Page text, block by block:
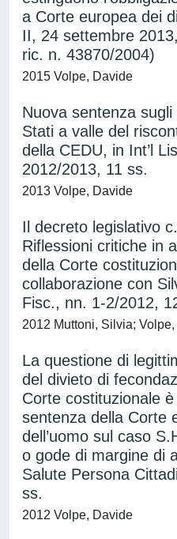
a Corte europea dei
II, 24 settembre
ric. n. 43870/2004)
2015 Volpe, Davide
Nuova sentenza
Stati a valle del
della CEDU, in Int’l
2012/2013, 11 ss.
2013 Volpe, Davide
Il decreto legislativo
Riflessioni critiche in
della Corte
collaborazione con
Fisc., nn. 1-2/2012,
2012 Muttoni, Silvia;
La questione di
del divieto di
Corte costituzionale
sentenza della Corte
dell’uomo sul caso
o gode di margine di
Salute Persona
ss.
2012 Volpe, Davide